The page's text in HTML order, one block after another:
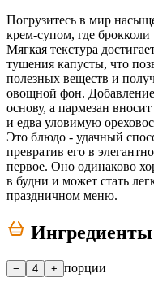
Погрузитесь в мир
крем-супом, где
Мягкая текстура
тушения капусты, что
полезных веществ и
овощной фон. Добавление
основу, а пармезан
и едва уловимую
Это блюдо - удачный
превратив его в
первое. Оно одинаково
в будни и может стать
праздничном меню.
Ингредиенты
− 4 + порции